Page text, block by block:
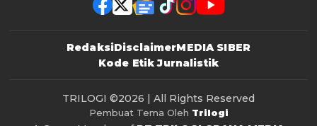
RedaksiDisclaimerMEDIA SIBER
Kode Etik Jurnalistik
TRILOGI ©2026 | All Rights Reserved
Pembuat Tema Oleh Trilogi